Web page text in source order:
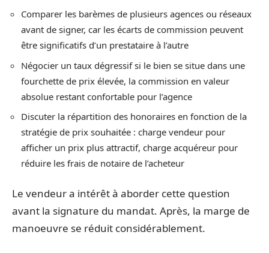
Comparer les barèmes de plusieurs agences ou réseaux
avant de signer, car les écarts de commission peuvent
être significatifs d’un prestataire à l’autre
Négocier un taux dégressif si le bien se situe dans une
fourchette de prix élevée, la commission en valeur
absolue restant confortable pour l’agence
Discuter la répartition des honoraires en fonction de la
stratégie de prix souhaitée : charge vendeur pour
afficher un prix plus attractif, charge acquéreur pour
réduire les frais de notaire de l’acheteur
Le vendeur a intérêt à aborder cette question
avant la signature du mandat. Après, la marge de
manoeuvre se réduit considérablement.